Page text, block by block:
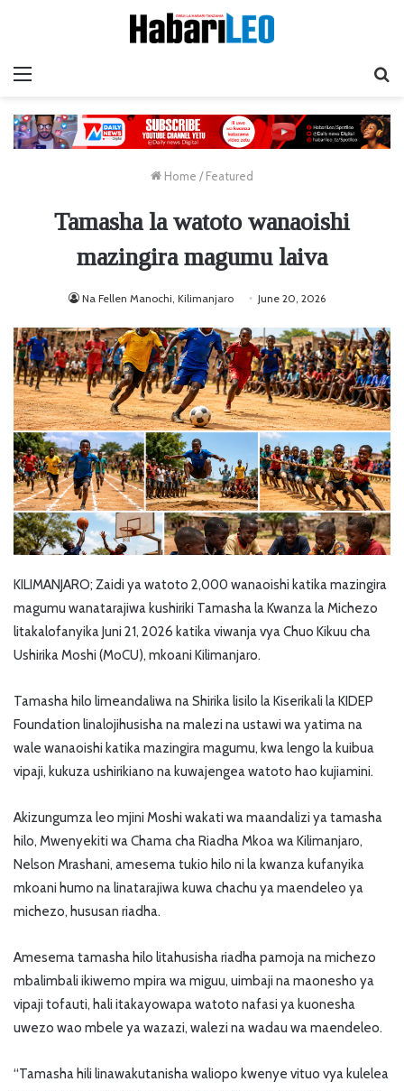
Home / Featured
Tamasha la watoto wanaoishi
mazingira magumu laiva
Na Fellen Manochi, Kilimanjaro June 20, 2026
KILIMANJARO; Zaidi ya watoto 2,000 wanaoishi katika mazingira
magumu wanatarajiwa kushiriki Tamasha la Kwanza la Michezo
litakalofanyika Juni 21, 2026 katika viwanja vya Chuo Kikuu cha
Ushirika Moshi (MoCU), mkoani Kilimanjaro.
Tamasha hilo limeandaliwa na Shirika lisilo la Kiserikali la KIDEP
Foundation linalojihusisha na malezi na ustawi wa yatima na
wale wanaoishi katika mazingira magumu, kwa lengo la kuibua
vipaji, kukuza ushirikiano na kuwajengea watoto hao kujiamini.
Akizungumza leo mjini Moshi wakati wa maandalizi ya tamasha
hilo, Mwenyekiti wa Chama cha Riadha Mkoa wa Kilimanjaro,
Nelson Mrashani, amesema tukio hilo ni la kwanza kufanyika
mkoani humo na linatarajiwa kuwa chachu ya maendeleo ya
michezo, hususan riadha.
Amesema tamasha hilo litahusisha riadha pamoja na michezo
mbalimbali ikiwemo mpira wa miguu, uimbaji na maonesho ya
vipaji tofauti, hali itakayowapa watoto nafasi ya kuonesha
uwezo wao mbele ya wazazi, walezi na wadau wa maendeleo.
“Tamasha hili linawakutanisha waliopo kwenye vituo vya kulelea